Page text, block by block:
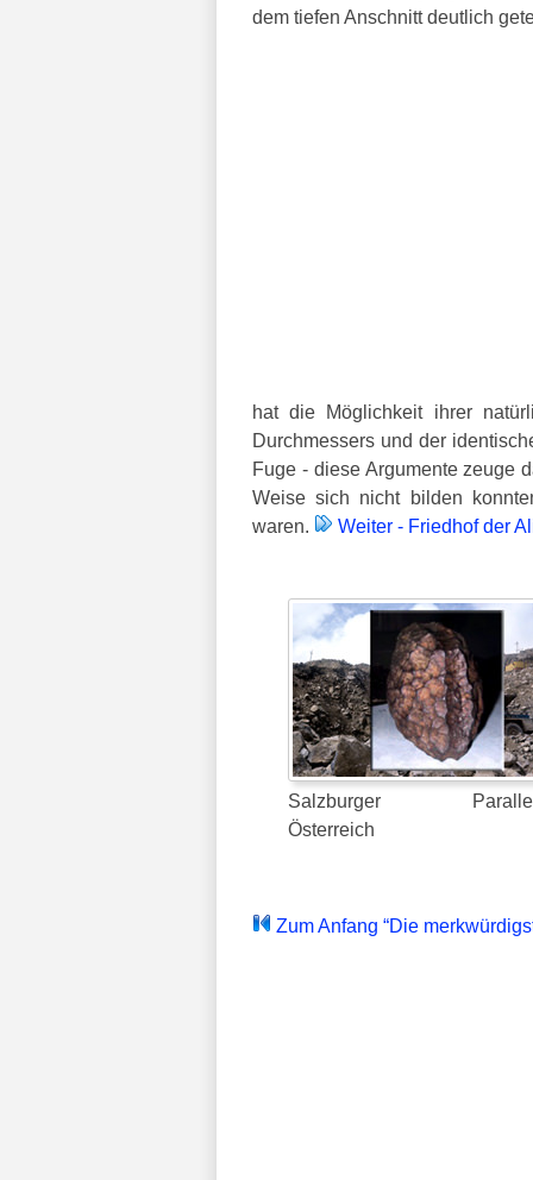
dem tiefen Anschnitt deutlich
hat die Möglichkeit ihrer
Durchmessers und der
Fuge - diese Argumente zeuge
Weise sich nicht bilden
waren.
Weiter - Friedhof der
Salzburger
Österreich
Zum Anfang “Die